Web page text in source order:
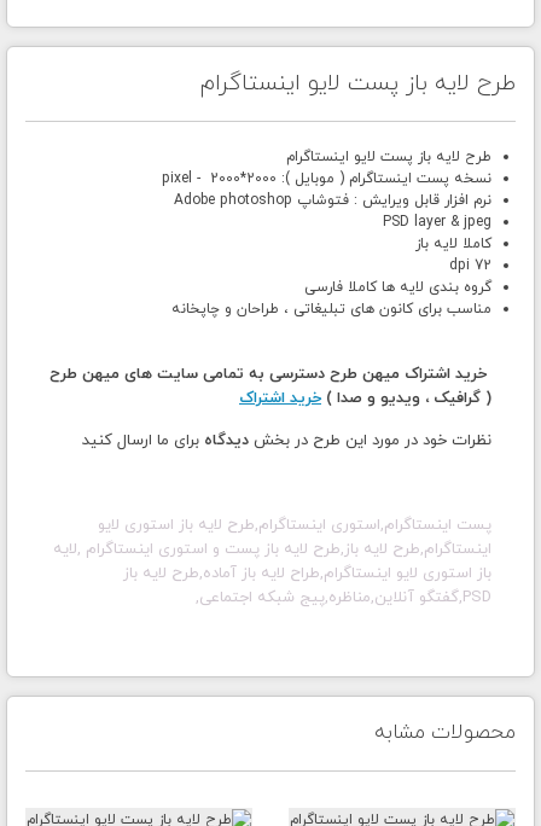
طرح لایه باز پست لایو اینستاگرام
طرح لایه باز پست لایو اینستاگرام
نسخه پست اینستاگرام ( موبایل ): 2000*2000 - pixel
نرم افزار قابل ویرایش : فتوشاپ Adobe photoshop
PSD layer & jpeg
کاملا لایه باز
72 dpi
گروه بندی لایه ها کاملا فارسی
مناسب برای کانون های تبلیغاتی ، طراحان و چاپخانه
خرید اشتراک میهن طرح دسترسی به تمامی سایت های میهن طرح
( گرافیک ، ویدیو و صدا ) خرید اشتراک
نظرات خود در مورد این طرح در بخش دیدگاه برای ما ارسال کنید
پست اینستاگرام,استوری اینستاگرام,طرح لایه باز استوری لایو
اینستاگرام,طرح لایه باز,طرح لایه باز پست و استوری اینستاگرام ,لایه
باز استوری لایو اینستاگرام,طراح لایه باز آماده,طرح لایه باز
PSD,گفتگو آنلاین,مناظره,پیج شبکه اجتماعی,
محصولات مشابه